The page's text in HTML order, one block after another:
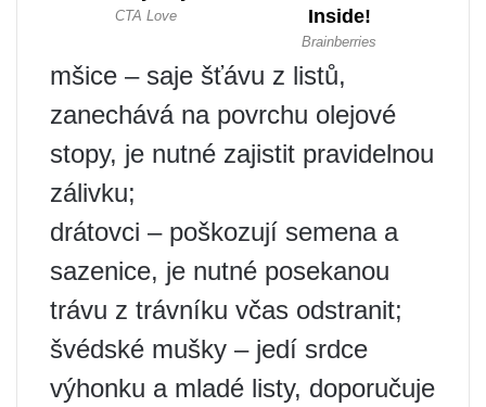
mšice – saje šťávu z listů,
zanechává na povrchu olejové
stopy, je nutné zajistit pravidelnou
zálivku;
drátovci – poškozují semena a
sazenice, je nutné posekanou
trávu z trávníku včas odstranit;
švédské mušky – jedí srdce
výhonku a mladé listy, doporučuje